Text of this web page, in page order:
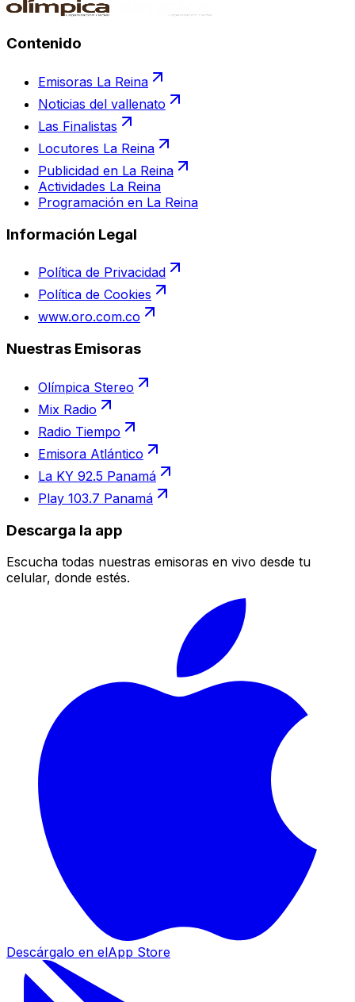
Contenido
Emisoras La Reina
Noticias del vallenato
Las Finalistas
Locutores La Reina
Publicidad en La Reina
Actividades La Reina
Programación en La Reina
Información Legal
Política de Privacidad
Política de Cookies
www.oro.com.co
Nuestras Emisoras
Olímpica Stereo
Mix Radio
Radio Tiempo
Emisora Atlántico
La KY 92.5 Panamá
Play 103.7 Panamá
Descarga la app
Escucha todas nuestras emisoras en vivo desde tu
celular, donde estés.
Descárgalo en elApp Store